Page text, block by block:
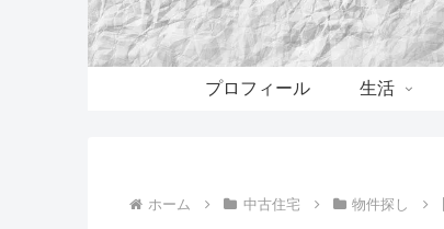
プロフィール 生活
ホーム 中古住宅 物件探し